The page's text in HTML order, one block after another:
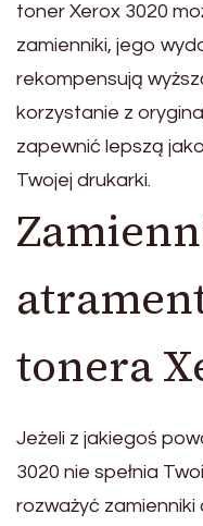
toner Xerox 3020
zamienniki, jego
rekompensują
korzystanie z
zapewnić lepszą
Twojej drukarki.
tonera
Jeżeli z jakiegoś
3020 nie spełnia
rozważyć